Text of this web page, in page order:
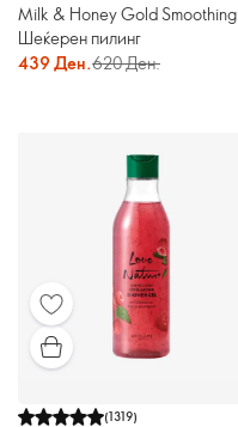
Milk & Honey Gold Smoothing
Шеќерен пилинг
439 Ден.620 Ден.
(1319)